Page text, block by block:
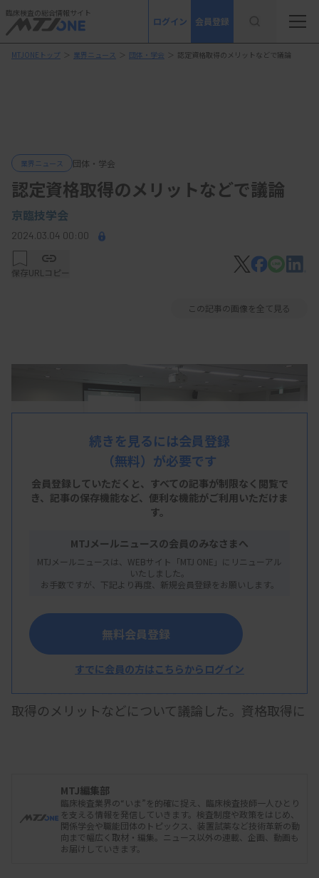
臨床検査の総合情報サイト
ログイン 会員登録
MTJONEトップ ＞ 業界ニュース ＞ 団体・学会 ＞ 認定資格取得のメリットなどで議論
業界ニュース 団体・学会
認定資格取得のメリットなどで議論
京臨技学会
2024.03.04 00:00
保存URLコピー
この記事の画像を全て見る
第4回京都医学検査学会が2月23日開かれ、特別
企画の座談会「スペシャリスト達の井戸端会議」で
は、専門分野の認定資格を持つ臨床検査技師が資格
取得のメリットなどについて議論した。資格取得に
意見が出た。若手検査技師や学生も含めた約150人
が参加する中で、検査技師のキャリアプランを改め
て考える場となった。
続きを見るには会員登録
（無料）が必要です
会員登録していただくと、すべての記事が制限なく閲覧で
き、 記事の保存機能など、便利な機能がご利用いただけま
す。
MTJメールニュースの会員のみなさまへ
MTJメールニュースは、WEBサイト「MTJ ONE」にリニューアル
いたしました。
お手数ですが、下記より再度、新規会員登録をお願いします。
無料会員登録
すでに会員の方はこちらからログイン
MTJ編集部
臨床検査業界の“いま”を的確に捉え、臨床検査技師一人ひとり
を支える情報を発信していきます。検査制度や政策をはじめ、
関係学会や職能団体のトピックス、装置試薬など技術革新の動
向まで幅広く取材・編集。ニュース以外の連載、企画、動画も
お届けしていきます。